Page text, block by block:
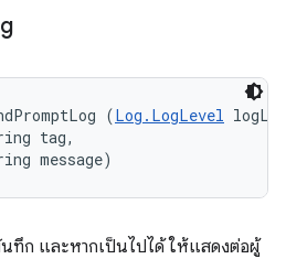
(Log.LogLevel
tag,
message)
ทึก และหากเป็นไปได้ ให้แสดงต่อผู้